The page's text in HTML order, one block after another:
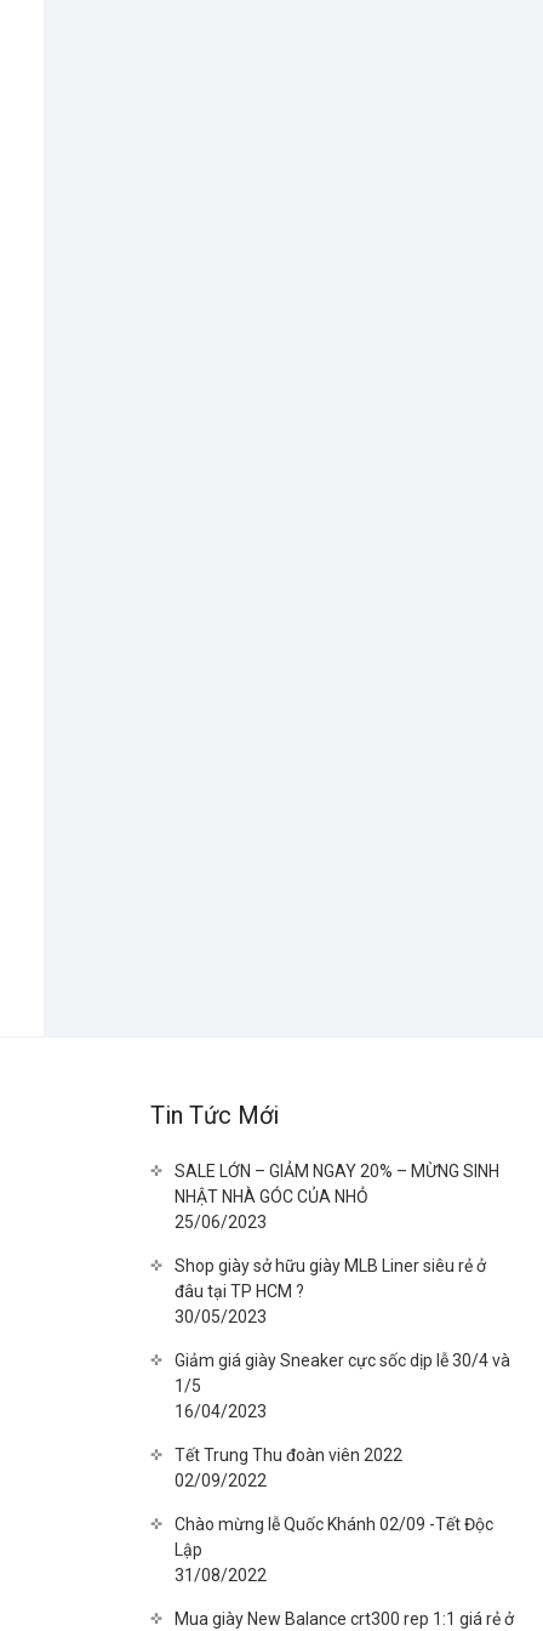
Tin Tức Mới
SALE LỚN – GIẢM NGAY 20% – MỪNG SINH
NHẬT NHÀ GÓC CỦA NHỎ
25/06/2023
Shop giày sở hữu giày MLB Liner siêu rẻ ở
đâu tại TP HCM ?
30/05/2023
Giảm giá giày Sneaker cực sốc dịp lễ 30/4 và
1/5
16/04/2023
Tết Trung Thu đoàn viên 2022
02/09/2022
Chào mừng lễ Quốc Khánh 02/09 -Tết Độc
Lập
31/08/2022
Mua giày New Balance crt300 rep 1:1 giá rẻ ở